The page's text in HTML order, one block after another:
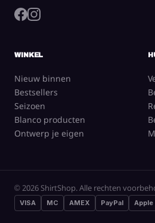
WINKEL
Nieuw binnen
Bestsellers
Seizoen
Blanco producten
Ontwerp je eigen
© 2026 ShirtShop. Alle rechten
VISA MC AMEX PayPal Apple